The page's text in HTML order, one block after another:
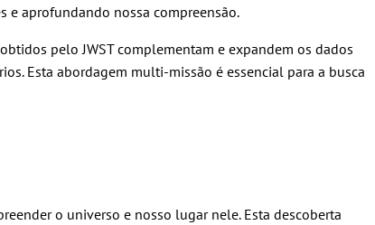
e aprofundando nossa compreensão.
pelo JWST complementam e expandem os dados
Esta abordagem multi-missão é essencial para a busca
o universo e nosso lugar nele. Esta descoberta